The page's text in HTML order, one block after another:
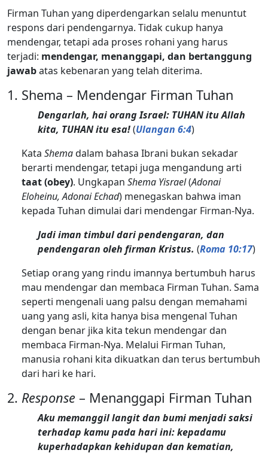
Firman Tuhan yang diperdengarkan selalu menuntut
respons dari pendengarnya. Tidak cukup hanya
mendengar, tetapi ada proses rohani yang harus
terjadi: mendengar, menanggapi, dan bertanggung
jawabatas kebenaran yang telah diterima.
Shema – Mendengar Firman Tuhan
Dengarlah, hai orang Israel: TUHAN itu Allah
kita, TUHAN itu esa!(Ulangan 6:4)
Kata Shemadalam bahasa Ibrani bukan sekadar
berarti mendengar, tetapi juga mengandung arti
taat (obey). Ungkapan Shema Yisrael(Adonai
Eloheinu, Adonai Echad) menegaskan bahwa iman
kepada Tuhan dimulai dari mendengar Firman-Nya.
Jadi iman timbul dari pendengaran, dan
pendengaran oleh firman Kristus. (Roma 10:17)
Setiap orang yang rindu imannya bertumbuh harus
mau mendengar dan membaca Firman Tuhan. Sama
seperti mengenali uang palsu dengan memahami
uang yang asli, kita hanya bisa mengenal Tuhan
dengan benar jika kita tekun mendengar dan
membaca Firman-Nya. Melalui Firman Tuhan,
manusia rohani kita dikuatkan dan terus bertumbuh
dari hari ke hari.
Response – Menanggapi Firman Tuhan
Aku memanggil langit dan bumi menjadi saksi
terhadap kamu pada hari ini: kepadamu
kuperhadapkan kehidupan dan kematian,